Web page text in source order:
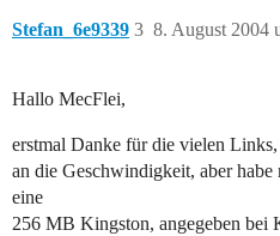
Stefan_6e9339 8. August 2004
3
Hallo MecFlei,
erstmal Danke für die vielen
an die Geschwindigkeit, aber habe
eine
256 MB Kingston, angegeben bei